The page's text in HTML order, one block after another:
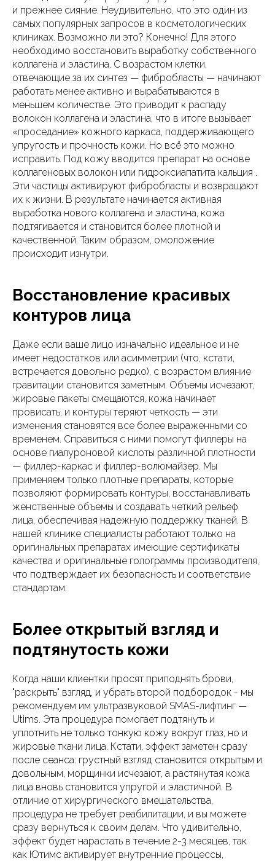
и прежнее сияние. Неудивительно, что это один из
самых популярных запросов в косметологических
клиниках. Возможно ли это? Конечно! Для этого
необходимо восстановить выработку собственного
коллагена и эластина. С возрастом клетки,
отвечающие за их синтез — фибробласты — начинают
работать менее активно и вырабатываются в
меньшем количестве. Это приводит к распаду
волокон коллагена и эластина, что в итоге вызывает
«проседание» кожного каркаса, поддерживающего
упругость и прочность кожи. Но всё это можно
исправить. Под кожу вводится препарат на основе
коллагеновых волокон или гидроксиапатита кальция .
Эти частицы активируют фибробласты и возвращают
их к жизни. В результате начинается активная
выработка нового коллагена и эластина, кожа
подтягивается и становится более плотной и
качественной. Таким образом, омоложение
происходит изнутри.
Восстановление красивых
контуров лица
Даже если ваше лицо изначально идеальное и не
имеет недостатков или асимметрии (что, кстати,
встречается довольно редко), с возрастом влияние
гравитации становится заметным. Объемы исчезают,
жировые пакеты смещаются, кожа начинает
провисать, и контуры теряют четкость — эти
изменения становятся все более выраженными со
временем. Справиться с ними помогут филлеры на
основе гиалуроновой кислоты различной плотности
— филлер-каркас и филлер-волюмайзер. Мы
применяем только плотные препараты, которые
позволяют формировать контуры, восстанавливать
женственные объемы и создавать четкий рельеф
лица, обеспечивая надежную поддержку тканей. В
нашей клинике специалисты работают только на
оригинальных препаратах имеющие сертификаты
качества и оригинальные голограммы производителя,
что подтверждает их безопасность и соответствие
стандартам.
Более открытый взгляд и
подтянутость кожи
Когда наши клиентки просят приподнять брови,
"раскрыть" взгляд, и убрать второй подбородок - мы
рекомендуем им ультразвуковой SMAS-лифтинг —
Utims. Эта процедура помогает подтянуть и
уплотнить не только тонкую кожу вокруг глаз, но и
жировые ткани лица. Кстати, эффект заметен сразу
после сеанса: грустный взгляд становится открытым и
довольным, морщинки исчезают, а растянутая кожа
лица вновь становится упругой и эластичной. В
отличие от хирургического вмешательства,
процедура не требует реабилитации, и вы можете
сразу вернуться к своим делам. Что удивительно,
эффект будет нарастать в течение 2-3 месяцев, так
как Ютимс активирует внутренние процессы,